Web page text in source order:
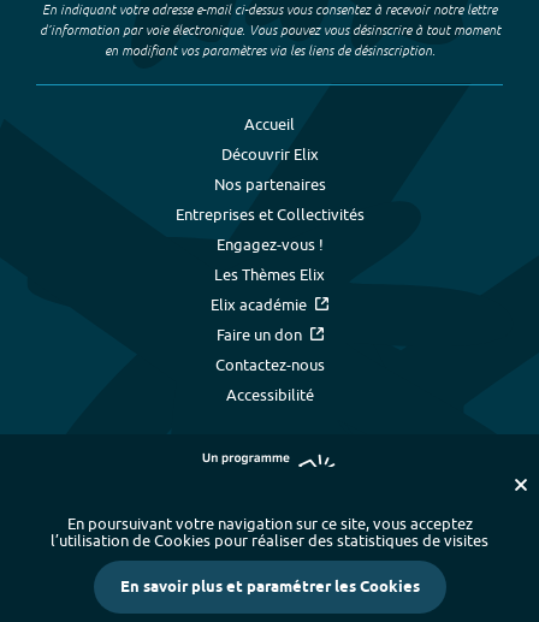
En indiquant votre adresse e-mail ci-dessus vous consentez à recevoir notre lettre
d’information par voie électronique. Vous pouvez vous désinscrire à tout moment
en modifiant vos paramètres via les liens de désinscription.
Accueil
Découvrir Elix
Nos partenaires
Entreprises et Collectivités
Engagez-vous !
Les Thèmes Elix
Elix académie
Faire un don
Contactez-nous
Accessibilité
Plan du site - Index alphabétique
-
Mentions légales et données personnelles
- Paramétrer les cookies
Crédits
En poursuivant votre navigation sur ce site, vous acceptez
l’utilisation de Cookies pour réaliser des statistiques de visites
En savoir plus et paramétrer les Cookies